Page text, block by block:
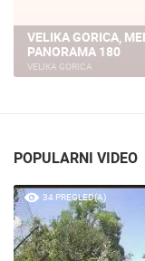
VELIKA GORICA,
PANORAMA 180
VELIKA GORICA
POPULARNI VIDEO
34 PREGLED(A)